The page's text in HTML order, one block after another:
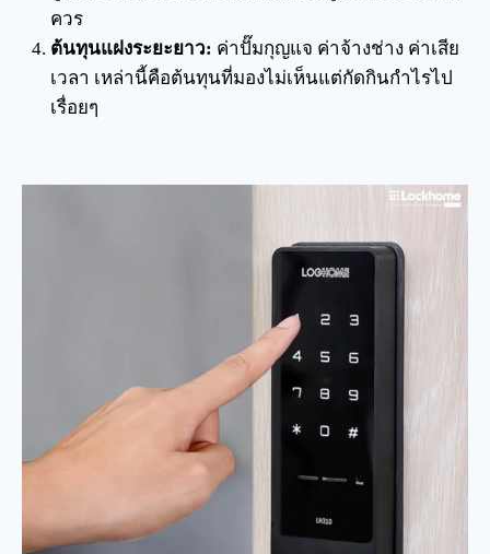
ควร
ต้นทุนแฝงระยะยาว: ค่าปั๊มกุญแจ ค่าจ้างช่าง ค่าเสีย
เวลา เหล่านี้คือต้นทุนที่มองไม่เห็นแต่กัดกินกำไรไป
เรื่อยๆ